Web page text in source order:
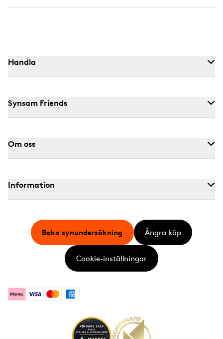
Handla
Synsam Friends
Om oss
Information
KlarnaVisa MastercardAmerican Express
Boka synundersökning Ångra köp
Cookie-inställningar